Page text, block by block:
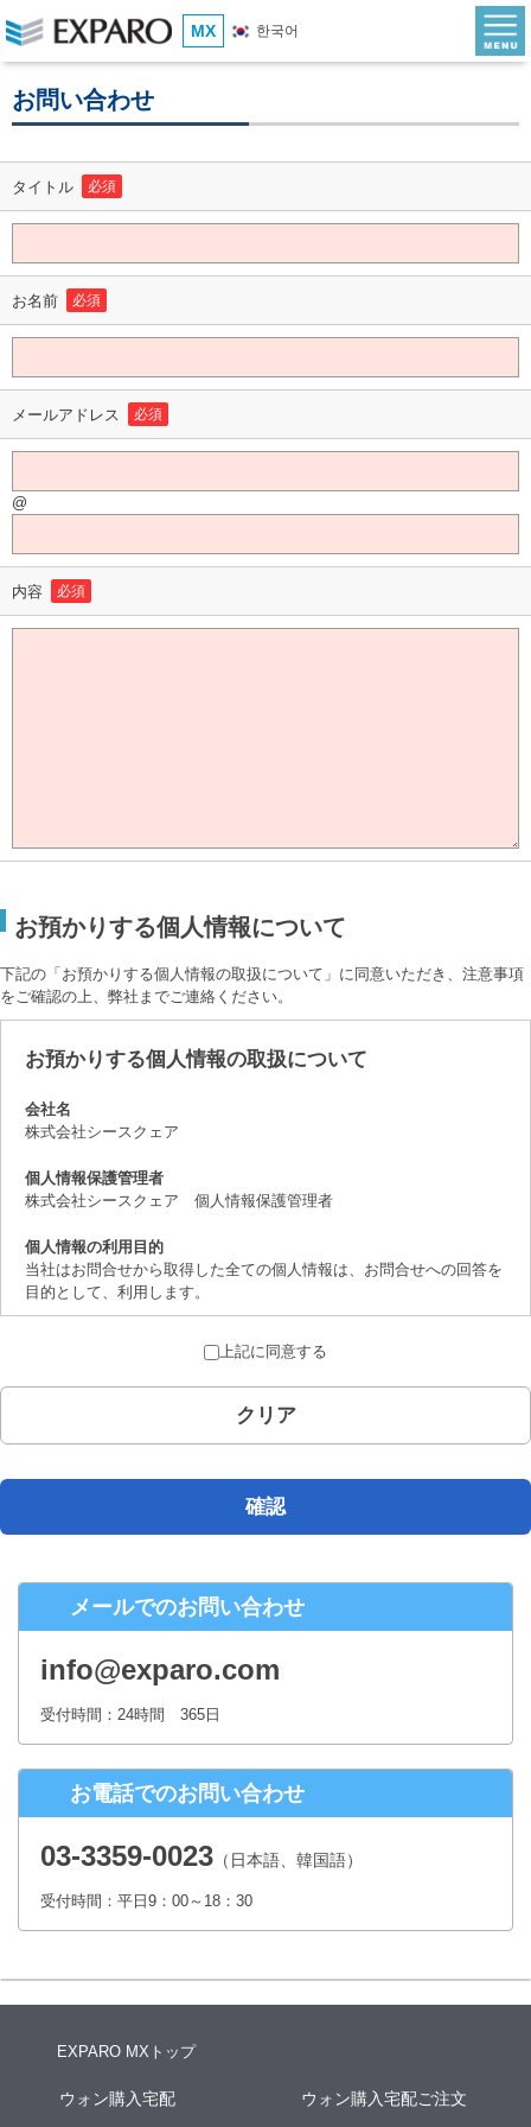
MX 한국어
お問い合わせ
タイトル 必須
お名前 必須
メールアドレス 必須
@
内容 必須
お預かりする個人情報について
下記の「お預かりする個人情報の取扱について」に同意いただき、注意事項
をご確認の上、弊社までご連絡ください。
お預かりする個人情報の取扱について
会社名
株式会社シースクェア
個人情報保護管理者
株式会社シースクェア 個人情報保護管理者
個人情報の利用目的
当社はお問合せから取得した全ての個人情報は、お問合せへの回答を
目的として、利用します。
取得した個人情報は、法律上許されている場合を除き、ご本人の了解
を得ることなく第三者に提供することはありません。
個人情報の取扱いの委託について
開示対象個人情報の開示等および問合せ窓口について
ご本人からの求めにより、当社が保有する開示対象個人情報の、利用
す。
株式会社シースクェア 個人情報お問合せ窓口
〒160-0023 東京都新宿区西新宿６丁目１２−１ パークウェストビ
ル１３階
Eメール：info@c-square.co.jp
（受付時間は、平日9時～17時30分 但し、年末年始、夏季休暇は除き
ます。）
個人情報を入力するにあたっての注意事項
回答ができない場合がございます。
本人が容易に認識できない方法による個人情報の取得
クッキーやWebビーコン等を用いるなどして、本人が容易に認識でき
上記に同意する
クリア
確認
メールでのお問い合わせ
info@exparo.com
受付時間：24時間 365日
お電話でのお問い合わせ
03-3359-0023 （日本語、韓国語）
受付時間：平日9：00～18：30
EXPARO MXトップ
ウォン購入宅配 ウォン購入宅配ご注文